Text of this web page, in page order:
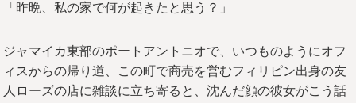
「昨晩、私の家で何が起きたと思う？」
ジャマイカ東部のポートアントニオで、いつものようにオフ
ィスからの帰り道、この町で商売を営むフィリピン出身の友
人ローズの店に雑談に立ち寄ると、沈んだ顔の彼女がこう話